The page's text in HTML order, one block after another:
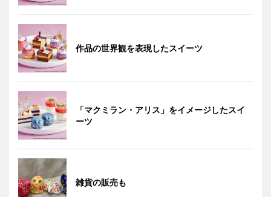
作品の世界観を表現したスイーツ
「マクミラン・アリス」をイメージしたスイ
ーツ
雑貨の販売も